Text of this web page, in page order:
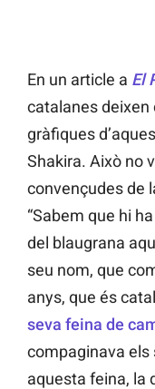
En un article a El
catalanes deixen
gràfiques
Shakira. Això no
convençudes de
“Sabem que hi
del blaugrana
seu nom, que
anys, que és
seva feina de
compaginava
aquesta feina, la